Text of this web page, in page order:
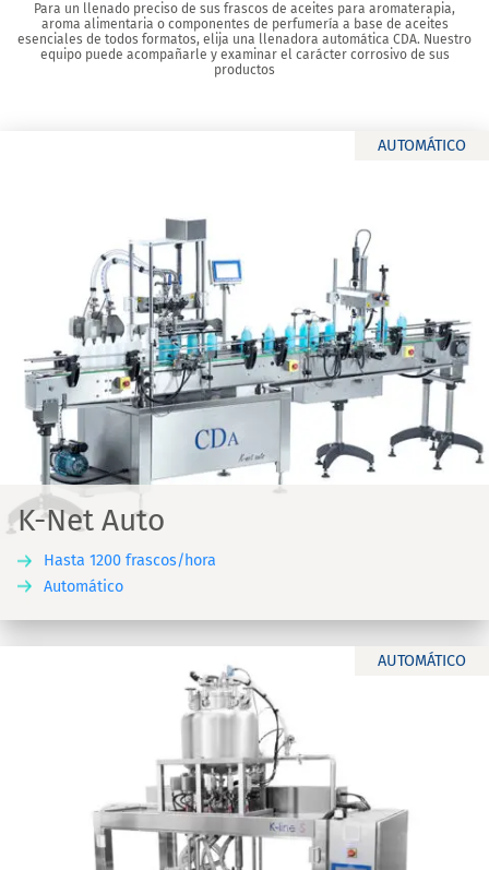
Para un llenado preciso de sus frascos de aceites para aromaterapia,
aroma alimentaria o componentes de perfumería a base de aceites
esenciales de todos formatos, elija una llenadora automática CDA. Nuestro
equipo puede acompañarle y examinar el carácter corrosivo de sus
productos
AUTOMÁTICO
K-Net Auto
Hasta 1200 frascos/hora
Automático
AUTOMÁTICO